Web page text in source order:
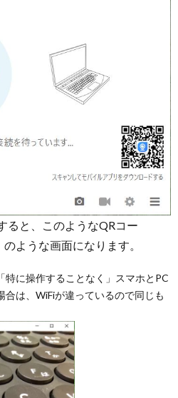
ると、このようなQRコー
ような画面になります。
特に操作することなく」スマホとPC
は、WiFiが違っているので同じも